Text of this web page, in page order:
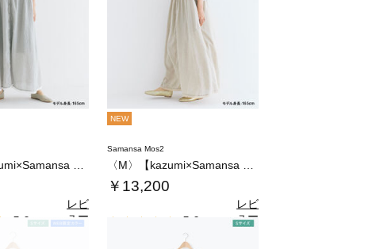
5.0（2）
レビ
ュー
を見
NEW
Samansa Mos2
￥13,200
5.0
レビ
ュー
を見